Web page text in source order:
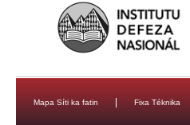
Mapa Síti ka fatin Fixa Téknika